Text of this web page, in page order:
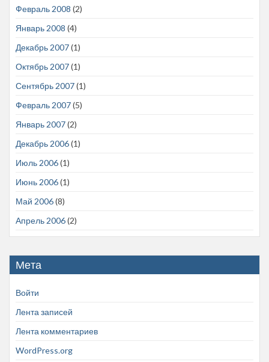
Февраль 2008 (2)
Январь 2008 (4)
Декабрь 2007(1)
Октябрь 2007(1)
Сентябрь 2007(1)
Февраль 2007(5)
Январь 2007(2)
Декабрь 2006(1)
Июль 2006(1)
Июнь 2006(1)
Май 2006(8)
Апрель 2006(2)
Мета
Войти
Лента записей
Лента комментариев
WordPress.org